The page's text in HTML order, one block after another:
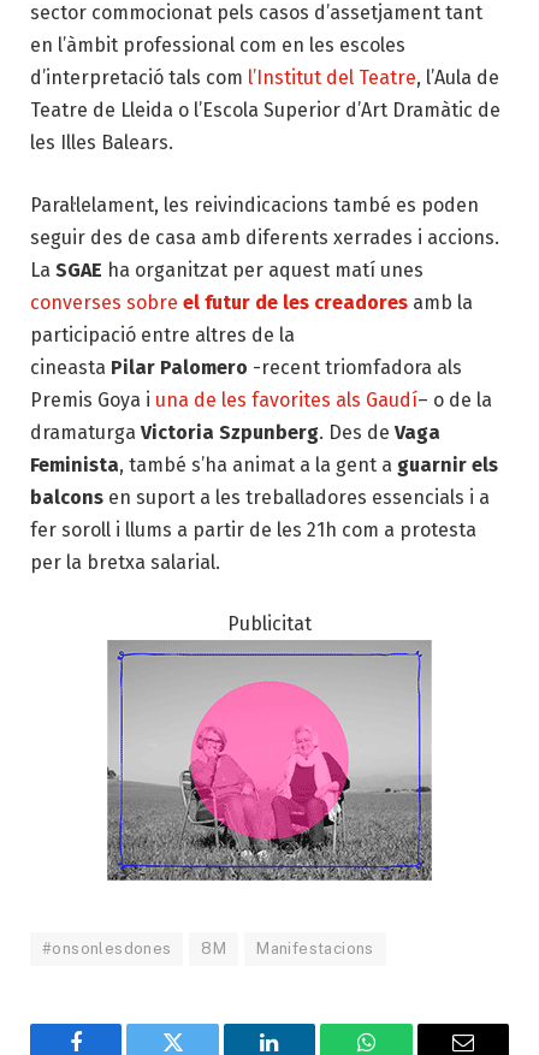
sector commocionat pels casos d’assetjament tant
en l’àmbit professional com en les escoles
d’interpretació tals com l’Institut del Teatre, l’Aula de
Teatre de Lleida o l’Escola Superior d’Art Dramàtic de
les Illes Balears.
Paral·lelament, les reivindicacions també es poden
seguir des de casa amb diferents xerrades i accions.
La SGAE ha organitzat per aquest matí unes
converses sobre el futur de les creadores amb la
participació entre altres de la
cineasta Pilar Palomero -recent triomfadora als
Premis Goya i una de les favorites als Gaudí– o de la
dramaturga Victoria Szpunberg. Des de Vaga
Feminista, també s’ha animat a la gent a guarnir els
balcons en suport a les treballadores essencials i a
fer soroll i llums a partir de les 21h com a protesta
per la bretxa salarial.
Publicitat
#onsonlesdones 8M Manifestacions